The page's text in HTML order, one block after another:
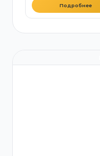
Подробнее